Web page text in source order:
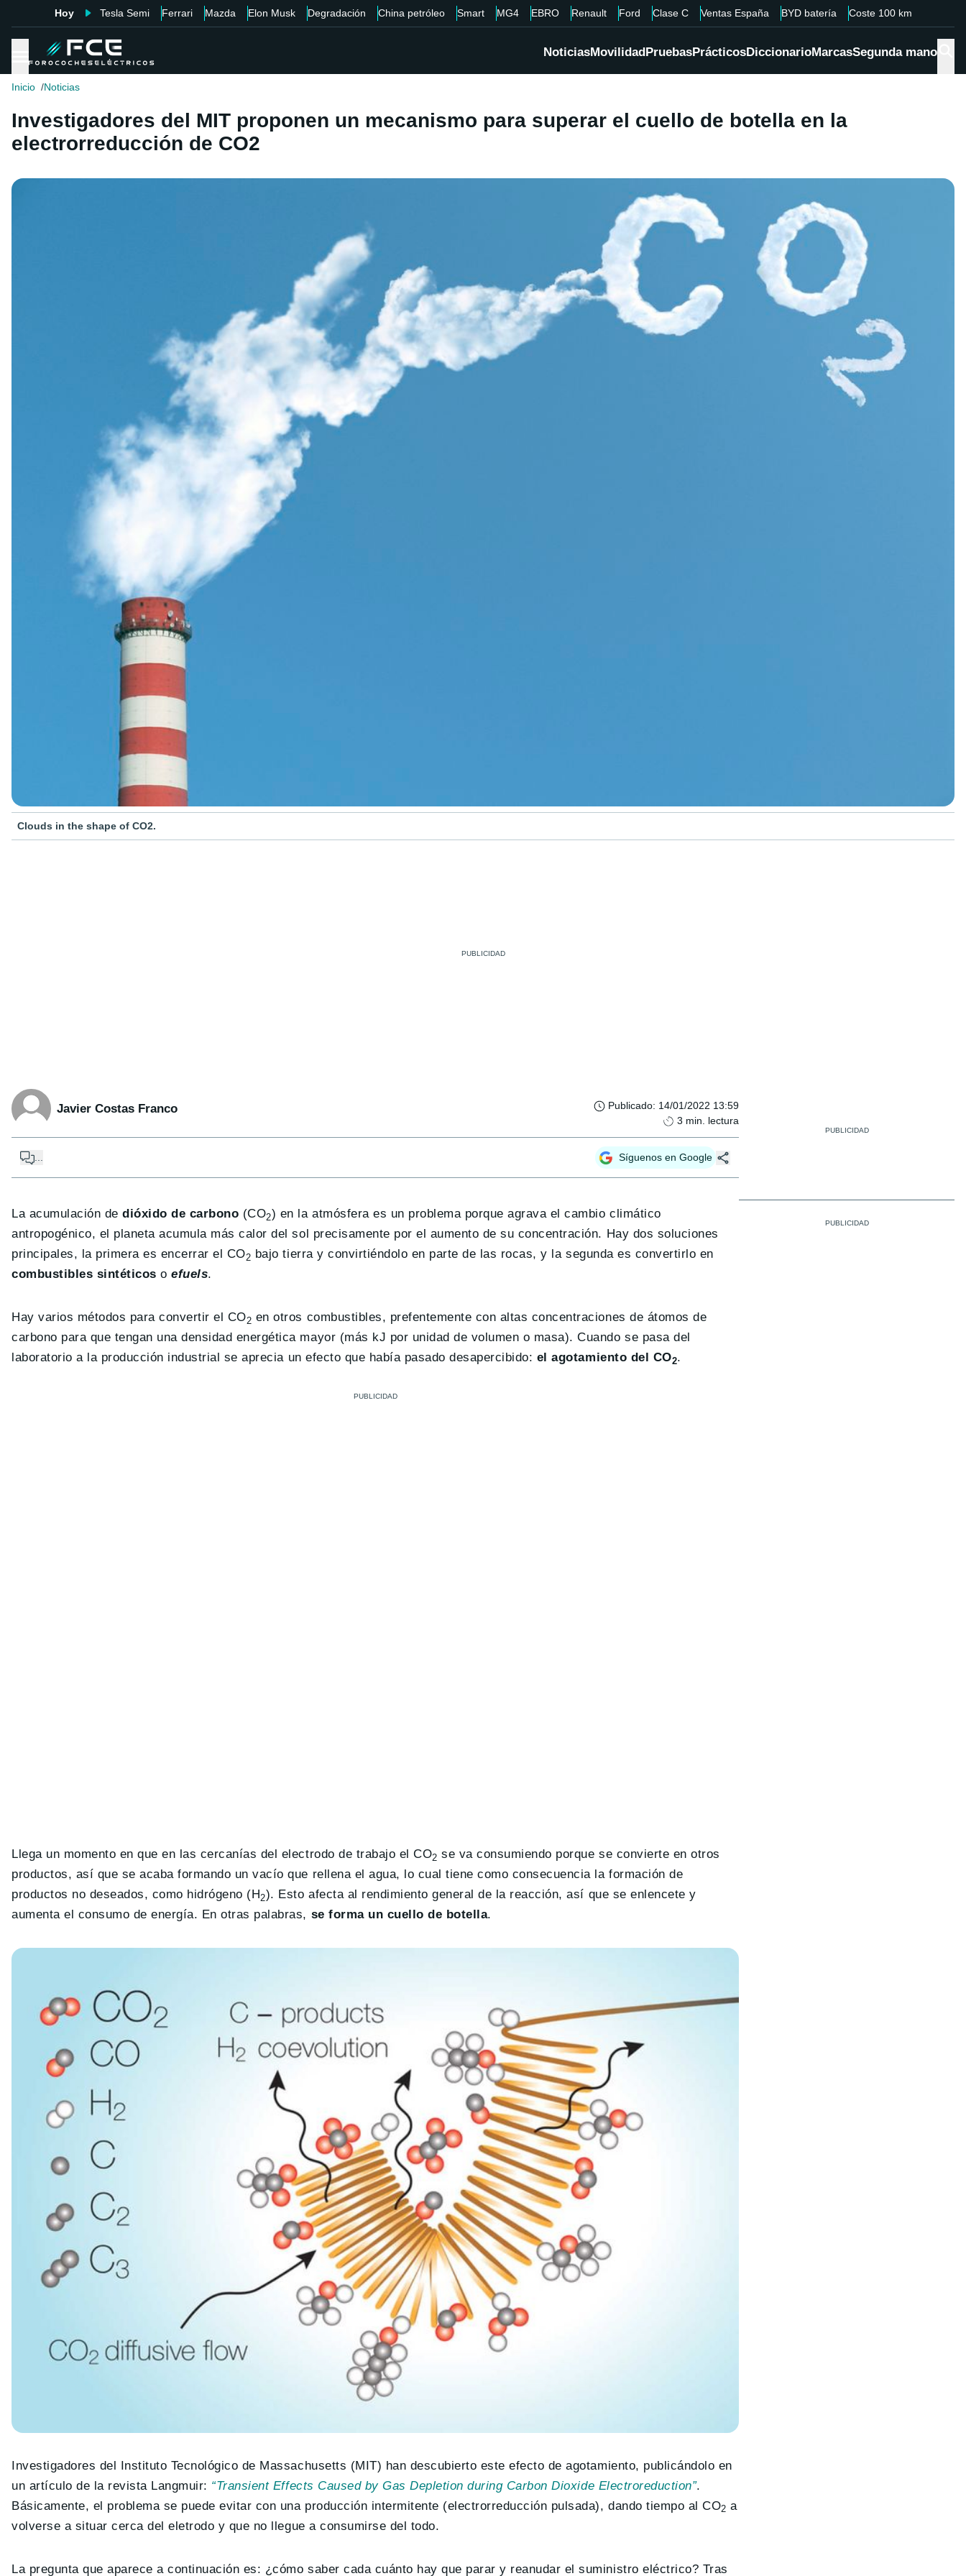
Hoy Tesla Semi Ferrari Mazda Elon Musk Degradación China petróleo Smart MG4 EBRO Renault Ford Clase C Ventas España BYD batería Coste 100 km
NoticiasMovilidadPruebasPrácticosDiccionarioMarcasSegunda mano
Inicio Noticias
Investigadores del MIT proponen un mecanismo para superar el cuello de botella en la
electrorreducción de CO2
Clouds in the shape of CO2.
Javier Costas Franco Publicado: 14/01/2022 13:59
3 min. lectura
... Síguenos en Google
La acumulación dedióxido de carbono (CO2) en la atmósfera es un problema porque agrava el cambio climático
antropogénico, el planeta acumula más calor del sol precisamente por el aumento de su concentración. Hay dos soluciones
principales, la primera es encerrar el CO2 bajo tierra y convirtiéndolo en parte de las rocas, y la segunda es convertirlo en
combustibles sintéticos oefuels.
Hay varios métodos para convertir el CO2 en otros combustibles, prefentemente con altas concentraciones de átomos de
carbono para que tengan una densidad energética mayor (más kJ por unidad de volumen o masa). Cuando se pasa del
laboratorio a la producción industrial se aprecia un efecto que había pasado desapercibido: el agotamiento del CO2.
Llega un momento en que en las cercanías del electrodo de trabajo el CO2 se va consumiendo porque se convierte en otros
productos, así que se acaba formando un vacío que rellena el agua, lo cual tiene como consecuencia la formación de
productos no deseados, como hidrógeno (H 2). Esto afecta al rendimiento general de la reacción, así que se enlencete y
aumenta el consumo de energía. En otras palabras, se forma un cuello de botella.
Investigadores del Instituto Tecnológico de Massachusetts (MIT) han descubierto este efecto de agotamiento, publicándolo en
un artículo de la revista Langmuir: “Transient Effects Caused by Gas Depletion during Carbon Dioxide Electroreduction”.
Básicamente, el problema se puede evitar con una producción intermitente (electrorreducción pulsada), dando tiempo al CO2 a
volverse a situar cerca del eletrodo y que no llegue a consumirse del todo.
La pregunta que aparece a continuación es: ¿cómo saber cada cuánto hay que parar y reanudar el suministro eléctrico? Tras